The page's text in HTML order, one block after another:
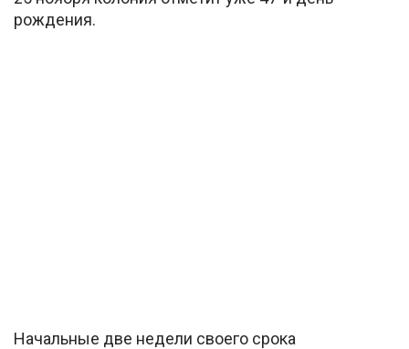
рождения.
Начальные две недели своего срока